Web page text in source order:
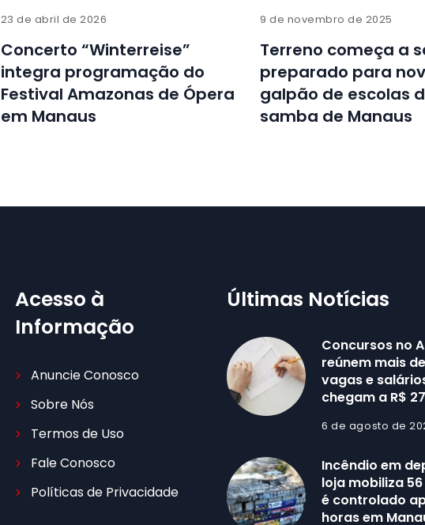
23 de abril de 2026
Concerto “Winterreise”
integra programação do
Festival Amazonas de Ópera
em Manaus
9 de novembro de 2025
Terreno começa a
preparado para
galpão de escolas
samba de Manaus
Acesso à
Informação
Anuncie Conosco
Sobre Nós
Termos de Uso
Fale Conosco
Políticas de Privacidade
Últimas Notícias
Concursos no
reúnem mais
vagas e
chegam a R$
6 de agosto de
Incêndio em
loja mobiliza
é controlado
horas em